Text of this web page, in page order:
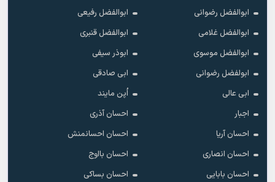
ابوالفضل رضوانی
ابوالفضل رفیعی
ابوالفضل غلامی
ابوالفضل قنبری
ابوالفضل موسوی
ابوذر سیفی
ابولفضل رضوانی
ابی صادقی
ابی عالی
اُپن مایند
اجبار
احسان آذری
احسان آریا
احسان احسانمنش
احسان انصاری
احسان بااوج
احسان بابایی
احسان بساکی